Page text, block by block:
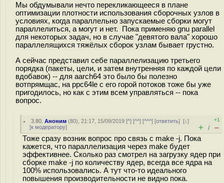
Мы обдумывали нечто перекликающееся в плане
оптимизации плотности использования сборочных узлов в
условиях, когда параллельно запускаемые сборки могут
параллелиться, а могут и нет. Пока применяю gnu parallel
для некоторых задач, но в случае "девятого вала" хорошо
параллелящихся тяжёлых сборок узлам бывает грустно.
А сейчас представил себе параллелизацию третьего
порядка (пакеты, цели, и затем внутренняя по каждой цели
вдобавок) -- для aarch64 это было бы полезно
вотпрямщас, на ppc64le с его горой потоков тоже бы уже
пригодилось, но как с этим всем управляться -- пока
вопрос.
3.80 ,Аноним (80), 21:17, 15/09/2019 [^] [^^] [^^^] [ответить][↓]
[к модератору]
+1
+ / –
Тоже сразу возник вопрос про связь с make -j. Пока
кажется, что параллелизация через make будет
эффективнее. Сколько раз смотрел на загрузку ядер при
сборке make -j по количеству ядер, всегда все ядра на
100% использовались. А тут что-то идеального
повышения производительности не видно пока.